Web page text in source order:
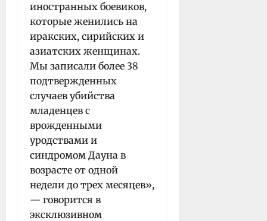
иностранных боевиков,
которые женились на
иракских, сирийских и
азиатских женщинах.
Мы записали более 38
подтвержденных
случаев убийства
младенцев с
врожденными
уродствами и
синдромом Дауна в
возрасте от одной
недели до трех месяцев»,
— говорится в
эксклюзивном